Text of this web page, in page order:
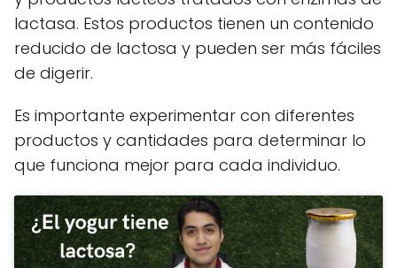
lactasa. Estos productos tienen un contenido
reducido de lactosa y pueden ser más fáciles
de digerir.
Es importante experimentar con diferentes
productos y cantidades para determinar lo
que funciona mejor para cada individuo.